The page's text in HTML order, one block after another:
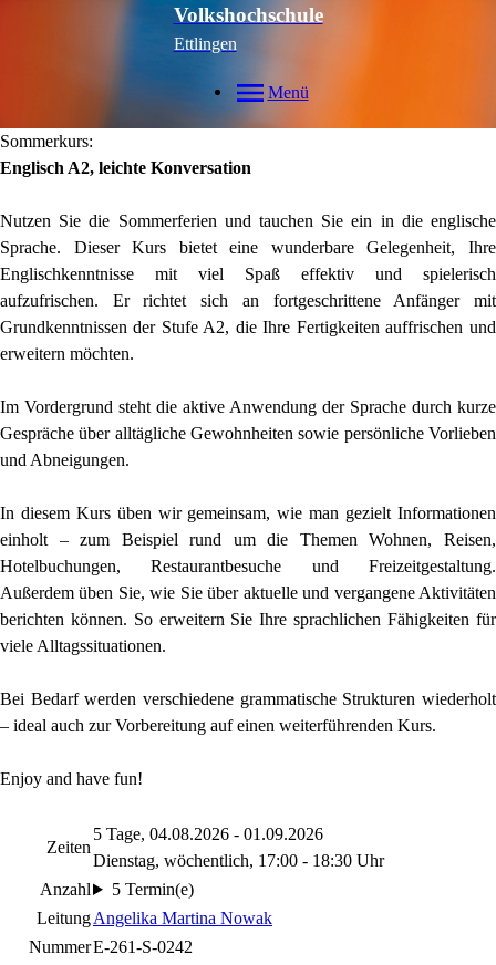
Volkshochschule
Ettlingen
Menü
Sommerkurs:
Englisch A2, leichte Konversation
Nutzen Sie die Sommerferien und tauchen Sie ein in die englische
Sprache. Dieser Kurs bietet eine wunderbare Gelegenheit, Ihre
Englischkenntnisse mit viel Spaß effektiv und spielerisch
aufzufrischen. Er richtet sich an fortgeschrittene Anfänger mit
Grundkenntnissen der Stufe A2, die Ihre Fertigkeiten auffrischen und
erweitern möchten.
Im Vordergrund steht die aktive Anwendung der Sprache durch kurze
Gespräche über alltägliche Gewohnheiten sowie persönliche Vorlieben
und Abneigungen.
In diesem Kurs üben wir gemeinsam, wie man gezielt Informationen
einholt – zum Beispiel rund um die Themen Wohnen, Reisen,
Hotelbuchungen, Restaurantbesuche und Freizeitgestaltung.
Außerdem üben Sie, wie Sie über aktuelle und vergangene Aktivitäten
berichten können. So erweitern Sie Ihre sprachlichen Fähigkeiten für
viele Alltagssituationen.
Bei Bedarf werden verschiedene grammatische Strukturen wiederholt
– ideal auch zur Vorbereitung auf einen weiterführenden Kurs.
Enjoy and have fun!
Zeiten
5 Tage, 04.08.2026 - 01.09.2026
Dienstag, wöchentlich, 17:00 - 18:30 Uhr
Anzahl
5 Termin(e)
LeitungAngelika Martina Nowak
NummerE-261-S-0242